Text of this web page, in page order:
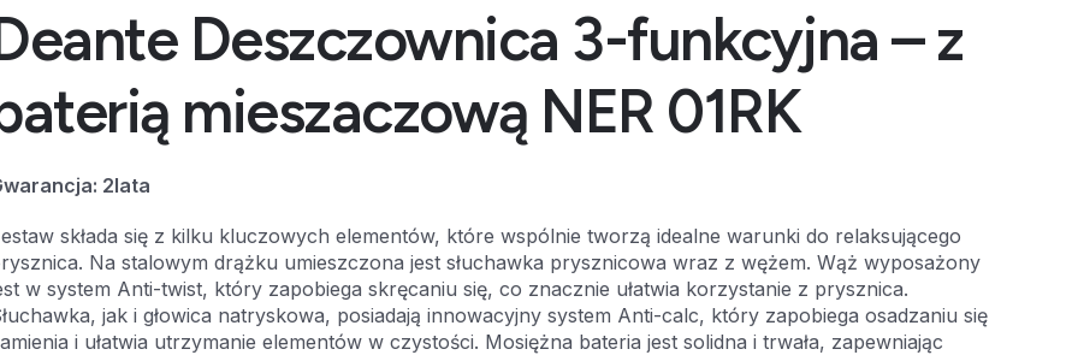
Deszczownica 3-funkcyjna – z
mieszaczową NER 01RK
2lata
składa się z kilku kluczowych elementów, które wspólnie tworzą idealne warunki do relaksującego
Na stalowym drążku umieszczona jest słuchawka prysznicowa wraz z wężem. Wąż wyposażony
w system Anti-twist, który zapobiega skręcaniu się, co znacznie ułatwia korzystanie z prysznica.
jak i głowica natryskowa, posiadają innowacyjny system Anti-calc, który zapobiega osadzaniu się
i ułatwia utrzymanie elementów w czystości. Mosiężna bateria jest solidna i trwała, zapewniając